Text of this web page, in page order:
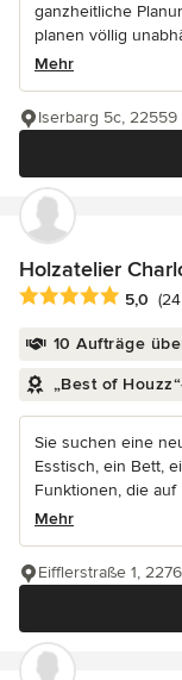
ganzheitliche
planen völlig
Mehr
Iserbarg 5c, 22559
Holzatelier
Durchschnittliche
5,0
10 Aufträge
„Best of
Sie suchen eine
Esstisch, ein Bett,
Funktionen, die auf
Mehr
Eifflerstraße 1,